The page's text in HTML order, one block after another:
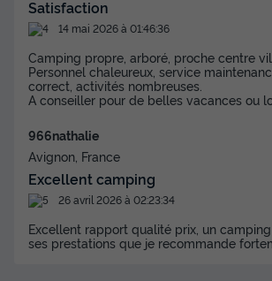
Satisfaction
14 mai 2026 à 01:46:36
Camping propre, arboré, proche centre
Personnel chaleureux, service
correct, activités nombreuses.
A conseiller pour de belles vacances ou
966nathalie
Avignon, France
Excellent camping
26 avril 2026 à 02:23:34
Excellent rapport qualité prix, un
ses prestations que je recommande